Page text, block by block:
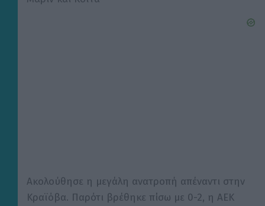
Ακολούθησε η μεγάλη ανατροπή απέναντι στην
Κραϊόβα. Παρότι βρέθηκε πίσω με 0-2, η ΑΕΚ